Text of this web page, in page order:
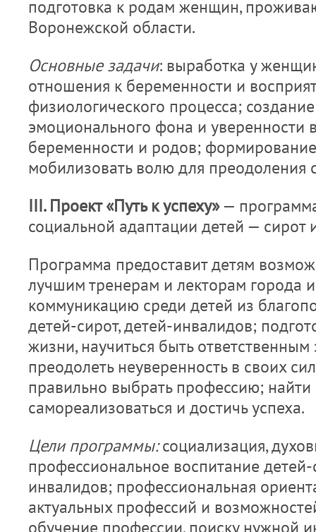
подготовка к родам женщин,
Воронежской области.
Основные задачи: выработка у
отношения к беременности и
физиологического процесса;
эмоционального фона и уверенности
беременности и родов;
мобилизовать волю для преодоления
III. Проект «Путь к успеху»—
социальной адаптации детей — сирот
Программа предоставит детям
лучшим тренерам и лекторам города и
коммуникацию среди детей из
детей-сирот, детей-инвалидов;
жизни, научиться быть ответственным
преодолеть неуверенность в своих
правильно выбрать профессию;
самореализоваться и достичь успеха.
Цели программы:социализация,
профессиональное воспитание
инвалидов; профессиональная
актуальных профессий и
обучение профессии, поиску нужной